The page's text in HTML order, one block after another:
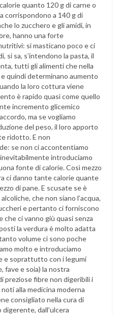
quanto 120 g di carne o
corrispondono a 140 g di
lo zucchero e gli amidi, in
hanno una forte
si masticano poco e ci
si sa, s’intendono la pasta, il
tutti gli alimenti che nella
quindi determinano aumento
la loro cottura viene
è rapido quasi come quello
incremento glicemico
ma se vogliamo
del peso, il loro apporto
ridotto. E non
se non ci accontentiamo
introduciamo
fonte di calorie. Così mezzo
ci danno tante calorie quante
di pane. E scusate se è
che non siano l’acqua,
e pertanto ci forniscono
che ci vanno giù quasi senza
la verdura è molto adatta
volume ci sono poche
molto e introduciamo
e soprattutto con i legumi
fave e soia) la nostra
preziose fibre non digeribili i
alla medicina moderna
consigliato nella cura di
dall’ulcera